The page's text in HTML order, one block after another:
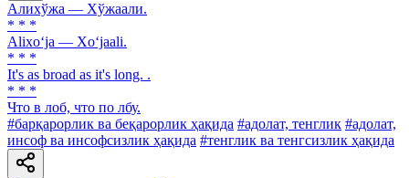
Алихўжа — Хўжаали.
* * *
Alixo‘ja — Xo‘jaali.
* * *
It's as broad as it's long. .
* * *
Что в лоб, что по лбу.
#барқарорлик ва беқарорлик ҳақида #адолат, тенглик #адолат,
инсоф ва инсофсизлик ҳақида #тенглик ва тенгсизлик ҳақида